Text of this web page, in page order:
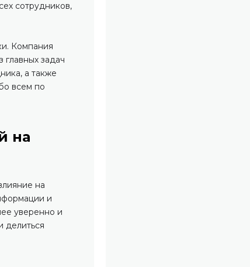
сотрудников,
Компания
задач
а также
всем по
на
на
и
уверенно и
делиться